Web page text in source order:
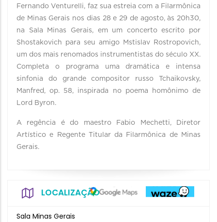
Fernando Venturelli, faz sua estreia com a Filarmônica
de Minas Gerais nos dias 28 e 29 de agosto, às 20h30,
na Sala Minas Gerais, em um concerto escrito por
Shostakovich para seu amigo Mstislav Rostropovich,
um dos mais renomados instrumentistas do século XX.
Completa o programa uma dramática e intensa
sinfonia do grande compositor russo Tchaikovsky,
Manfred, op. 58, inspirada no poema homônimo de
Lord Byron.
A regência é do maestro Fabio Mechetti, Diretor
Artístico e Regente Titular da Filarmônica de Minas
Gerais.
LOCALIZAÇÃO
Sala Minas Gerais